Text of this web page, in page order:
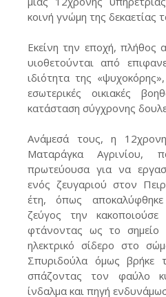
κοινή γνώμη της δεκαετίας
Εκείνη την εποχή, πλήθος
υιοθετούνται από
ιδιότητα της
εσωτερικές οικιακές
κατάσταση σύγχρονης
Ανάμεσά τους, η
Ματαράγκα Αγρινίου,
πρωτεύουσα για να
ενός ζευγαριού στον
έτη, όπως
ζεύγος την κακοποιούσε
φτάνοντας ως το
ηλεκτρικό σίδερο στο
Σπυριδούλα όμως βρήκε
σπάζοντας τον φαύλο
ίνδαλμα και πηγή